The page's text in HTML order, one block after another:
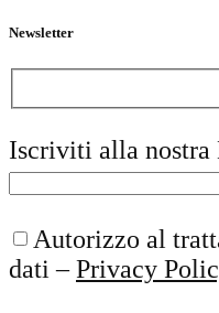
Newsletter
Iscriviti alla nostra
Autorizzo al
dati –Privacy